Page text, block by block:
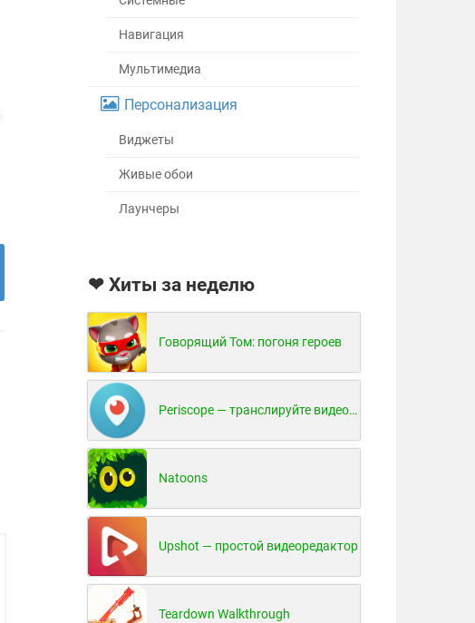
Навигация
Мультимедиа
Персонализация
Виджеты
Живые обои
Лаунчеры
❤ Хиты за неделю
Говорящий Том: погоня героев
Periscope — транслируйте видео в реальном времени!
Natoons
Upshot — простой видеоредактор
Teardown Walkthrough